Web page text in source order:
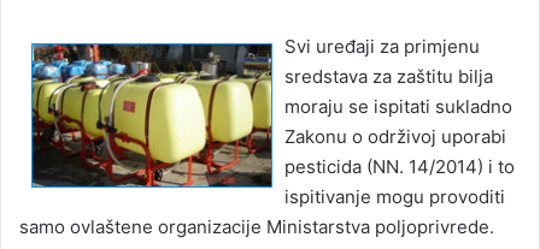
Svi uređaji za primjenu
sredstava za zaštitu bilja
moraju se ispitati sukladno
Zakonu o održivoj uporabi
pesticida (NN. 14/2014) i to
ispitivanje mogu provoditi
samo ovlaštene organizacije Ministarstva poljoprivrede.